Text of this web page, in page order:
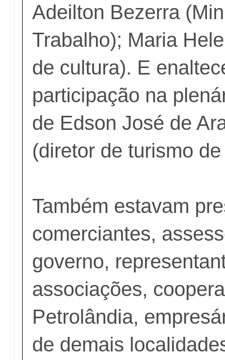
Adeilton Bezerra
Trabalho); Maria
de cultura). E
participação na
de Edson José de
(diretor de turismo
Também estavam
comerciantes,
governo,
associações,
Petrolândia,
de demais